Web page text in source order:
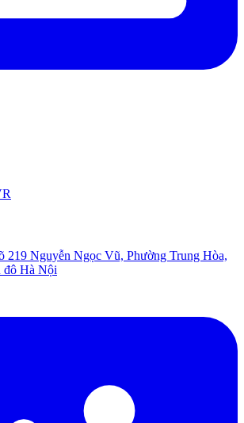
219 Nguyễn Ngọc Vũ, Phường Trung Hòa,
đô Hà Nội